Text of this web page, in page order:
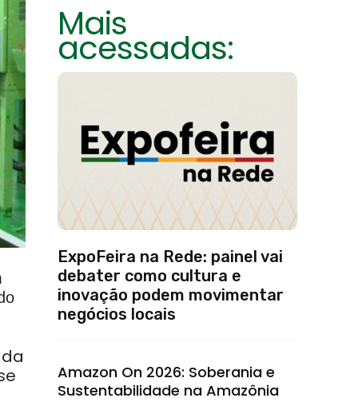
Mais
acessadas:
ExpoFeira na Rede: painel vai
debater como cultura e
inovação podem movimentar
negócios locais
Amazon On 2026: Soberania e
Sustentabilidade na Amazônia